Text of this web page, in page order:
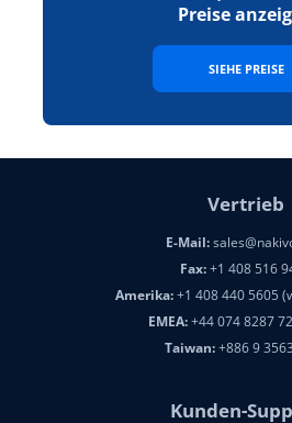
Preise
SIEHE PREISE
Vertrieb
E-Mail:
Fax:+1 408 516
Amerika:+1 408 440 5605
EMEA:+44 074 8287
Taiwan:+886 9
Kunden-